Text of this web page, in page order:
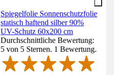
Spiegelfolie Sonnenschutzfolie
statisch haftend silber 90%
UV-Schutz 60x200 cm
Durchschnittliche Bewertung:
5 von 5 Sternen. 1 Bewertung.